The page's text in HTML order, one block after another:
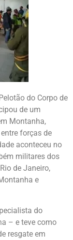
do Corpo de
de um
Montanha,
forças de
aconteceu no
militares dos
de Janeiro,
e
do
– e teve como
resgate em